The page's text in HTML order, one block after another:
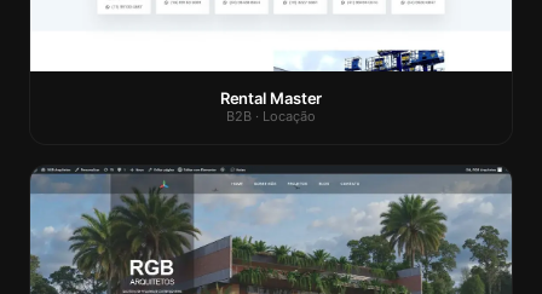
Rental Master
B2B · Locação